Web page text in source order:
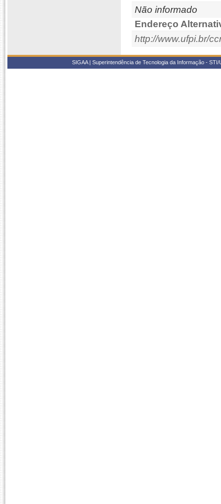
Não informado
Endereço
http://www.ufpi.br/
SIGAA | Superintendência de Tecnologia da Informação -